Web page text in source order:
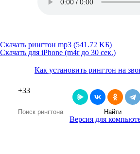
Скачать рингтон mp3 (541.72 KБ)
Скачать для iPhone (m4r до 30 сек.)
Как установить рингтон на
+33
Найти
Версия для